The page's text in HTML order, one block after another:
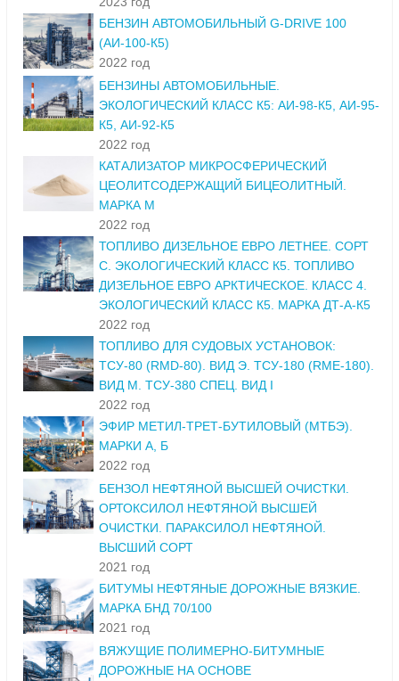
2023 год
БЕНЗИН АВТОМОБИЛЬНЫЙ G-DRIVE 100
(АИ-100-К5)
2022 год
БЕНЗИНЫ АВТОМОБИЛЬНЫЕ.
ЭКОЛОГИЧЕСКИЙ КЛАСС К5: АИ-98-К5, АИ-95-
К5, АИ-92-К5
2022 год
КАТАЛИЗАТОР МИКРОСФЕРИЧЕСКИЙ
ЦЕОЛИТСОДЕРЖАЩИЙ БИЦЕОЛИТНЫЙ.
МАРКА М
2022 год
ТОПЛИВО ДИЗЕЛЬНОЕ ЕВРО ЛЕТНЕЕ. СОРТ
С. ЭКОЛОГИЧЕСКИЙ КЛАСС К5. ТОПЛИВО
ДИЗЕЛЬНОЕ ЕВРО АРКТИЧЕСКОЕ. КЛАСС 4.
ЭКОЛОГИЧЕСКИЙ КЛАСС К5. МАРКА ДТ-А-К5
2022 год
ТОПЛИВО ДЛЯ СУДОВЫХ УСТАНОВОК:
ТСУ-80 (RMD-80). ВИД Э. ТСУ-180 (RME-180).
ВИД М. ТСУ-380 СПЕЦ. ВИД I
2022 год
ЭФИР МЕТИЛ-ТРЕТ-БУТИЛОВЫЙ (МТБЭ).
МАРКИ А, Б
2022 год
БЕНЗОЛ НЕФТЯНОЙ ВЫСШЕЙ ОЧИСТКИ.
ОРТОКСИЛОЛ НЕФТЯНОЙ ВЫСШЕЙ
ОЧИСТКИ. ПАРАКСИЛОЛ НЕФТЯНОЙ.
ВЫСШИЙ СОРТ
2021 год
БИТУМЫ НЕФТЯНЫЕ ДОРОЖНЫЕ ВЯЗКИЕ.
МАРКА БНД 70/100
2021 год
ВЯЖУЩИЕ ПОЛИМЕРНО-БИТУМНЫЕ
ДОРОЖНЫЕ НА ОСНОВЕ